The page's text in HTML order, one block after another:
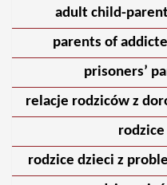
adult child-
parents of
prisoners’
relacje rodziców z
rodzice
rodzice dzieci z